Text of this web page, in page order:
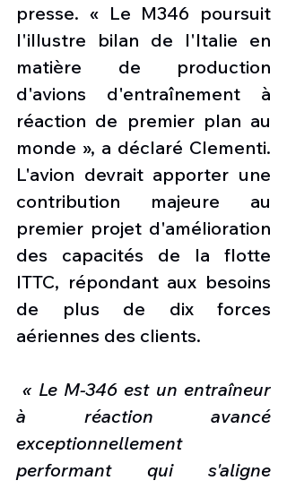
presse. « Le M346 poursuit
l'illustre bilan de l'Italie en
matière de production
d'avions d'entraînement à
réaction de premier plan au
monde », a déclaré Clementi.
L'avion devrait apporter une
contribution majeure au
premier projet d'amélioration
des capacités de la flotte
ITTC, répondant aux besoins
de plus de dix forces
aériennes des clients.
« Le M-346 est un entraîneur
à réaction avancé
exceptionnellement
performant qui s'aligne